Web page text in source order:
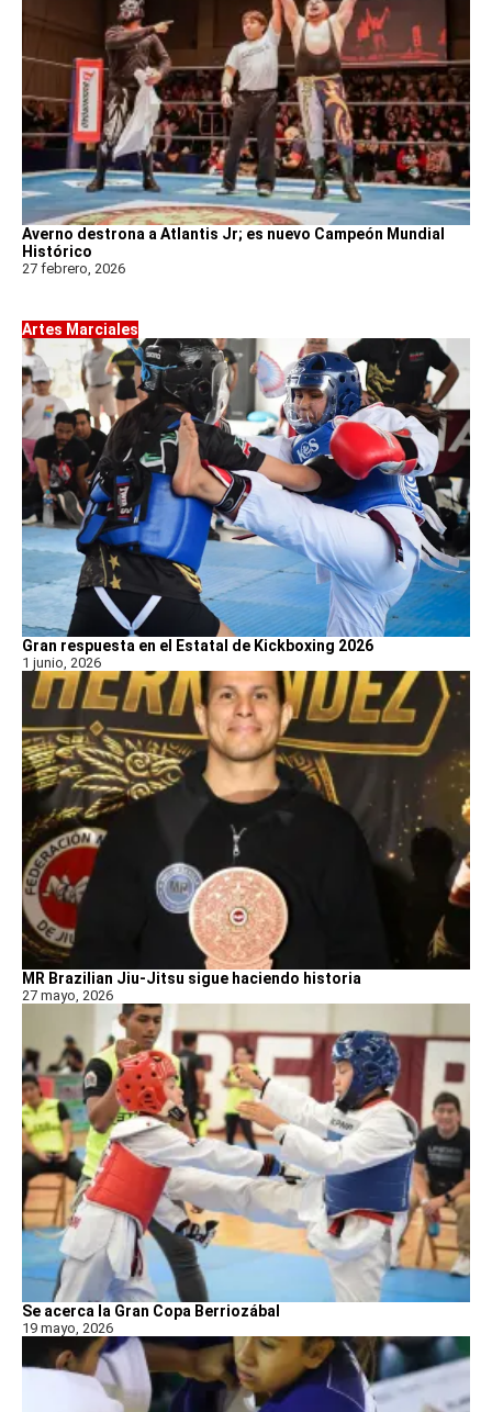
Averno destrona a Atlantis Jr; es nuevo Campeón Mundial
Histórico
27 febrero, 2026
Artes Marciales
Gran respuesta en el Estatal de Kickboxing 2026
1 junio, 2026
MR Brazilian Jiu-Jitsu sigue haciendo historia
27 mayo, 2026
Se acerca la Gran Copa Berriozábal
19 mayo, 2026